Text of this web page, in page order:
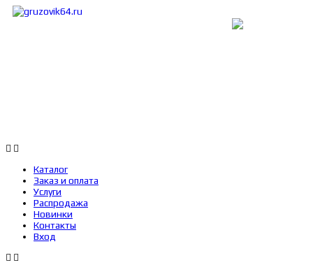
Каталог
Заказ и оплата
Услуги
Распродажа
Новинки
Контакты
Вход